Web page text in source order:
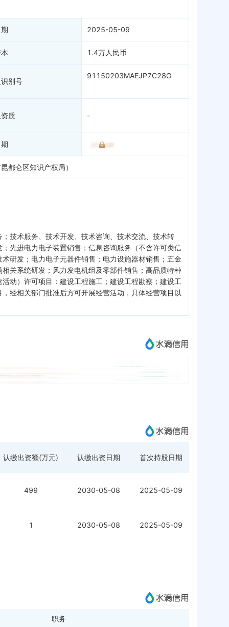
2025-05-09
1.4万人民币
别号
91150203MAEJP7C28G
质 -
都仑区知识产权局）
技术服务、技术开发、技术咨询、技术交流、技术转
先进电力电子装置销售；信息咨询服务（不含许可类信
研发；电力电子元器件销售；电力设施器材销售；五金
关系统研发；风力发电机组及零部件销售；高品质特种
动）许可项目：建设工程施工；建设工程勘察；建设工
经相关部门批准后方可开展经营活动，具体经营项目以
认缴出资额(万元) 认缴出资日期 首次持股日期
499 2030-05-08 2025-05-09
1 2030-05-08 2025-05-09
职务